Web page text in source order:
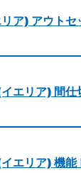
ア) アウトセ
エリア) 間仕
エリア) 機能